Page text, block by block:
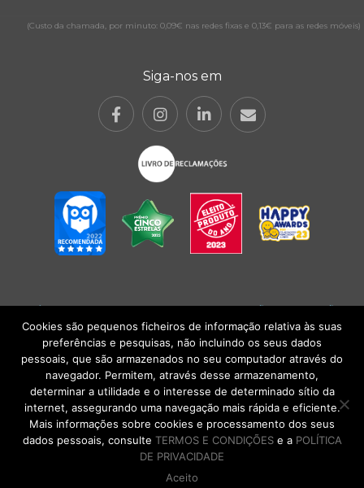
(Custo da chamada, por minuto: 0,09€ nas redes fixas e 0,13€ para as redes móveis)
Siga-nos em
POLÍTICA DE PRIVACIDADE|TERMOS E CONDIÇÕESlCONDIÇÕES
GERAIS DE VENDA| Alberto Oculista, SA 2026. Todos os direitos reservados.
DE VOLTA AO TOPO
Cookies são pequenos ficheiros de informação relativa às suas
preferências e pesquisas, não incluindo os seus dados
pessoais, que são armazenados no seu computador através do
navegador. Permitem, através desse armazenamento,
determinar a utilidade e o interesse de determinado sítio da
internet, assegurando uma navegação mais rápida e eficiente.
Mais informações sobre cookies e processamento dos seus
dados pessoais, consulte TERMOS E CONDIÇÕESe a POLÍTICA
DE PRIVACIDADE
Aceito